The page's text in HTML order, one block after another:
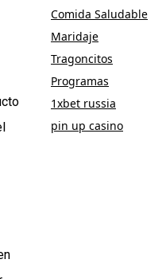
Comida Saludable
Maridaje
Tragoncitos
Programas
1xbet russia
pin up casino